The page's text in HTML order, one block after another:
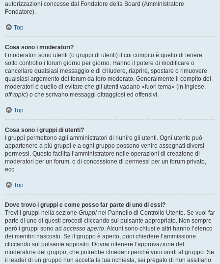
autorizzazioni concesse dal Fondatore della Board (Amministratore
Fondatore).
Top
Cosa sono i moderatori?
I moderatori sono utenti (o gruppi di utenti) il cui compito è quello di tenere
sotto controllo i forum giorno per giorno. Hanno il potere di modificare o
cancellare qualsiasi messaggio e di chiudere, riaprire, spostare o rimuovere
qualsiasi argomento del forum da loro moderato. Generalmente il compito dei
moderatori è quello di evitare che gli utenti vadano «fuori tema» (in inglese,
off-topic) o che scrivano messaggi oltraggiosi ed offensivi.
Top
Cosa sono i gruppi di utenti?
I gruppi permettono agli amministratori di riunire gli utenti. Ogni utente può
appartenere a più gruppi e a ogni gruppo possono venire assegnati diversi
permessi. Questo facilita l’amministratore nelle operazioni di creazione di
moderatori per un forum, o di concessione di permessi per un forum privato,
ecc.
Top
Dove trovo i gruppi e come posso far parte di uno di essi?
Trovi i gruppi nella sezione Gruppi nel Pannello di Controllo Utente. Se vuoi far
parte di uno di questi procedi cliccando sul pulsante appropriato. Non sempre
però i gruppi sono ad accesso aperto. Alcuni sono chiusi e altri hanno l’elenco
dei membri nascosto. Se il gruppo è aperto, puoi chiedere l’ammissione
cliccando sul pulsante apposito. Dovrai ottenere l’approvazione del
moderatore del gruppo, che potrebbe chiederti perché vuoi unirti al gruppo. Se
il leader di un gruppo non accetta la tua richiesta, sei pregato di non assillarlo: